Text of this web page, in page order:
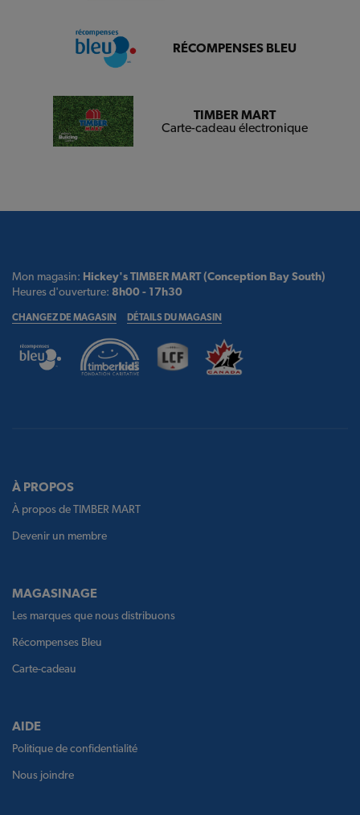
RÉCOMPENSES BLEU
TIMBER MART
Carte-cadeau électronique
Mon magasin: Hickey's TIMBER MART (Conception Bay South)
Heures d'ouverture: 8h00 - 17h30
CHANGEZ DE MAGASIN DÉTAILS DU MAGASIN
À PROPOS
À propos de TIMBER MART
Devenir un membre
MAGASINAGE
Les marques que nous distribuons
Récompenses Bleu
Carte-cadeau
AIDE
Politique de confidentialité
Nous joindre